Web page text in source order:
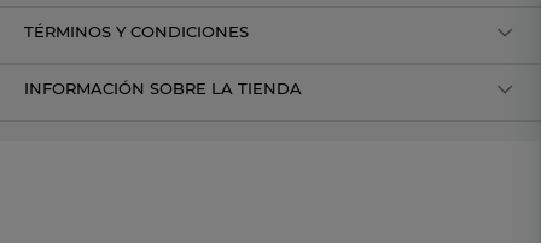
TÉRMINOS Y CONDICIONES
INFORMACIÓN SOBRE LA TIENDA